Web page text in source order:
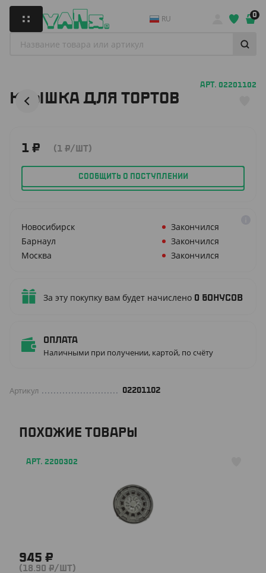
RU 0
КРЫШКА ДЛЯ ТОРТОВ
АРТ. 02201102
1 ₽ (1 ₽/ШТ)
СООБЩИТЬ О ПОСТУПЛЕНИИ
Новосибирск
Закончился
Барнаул
Закончился
Москва
Закончился
За эту покупку вам будет начислено 0 бонусов
Оплата
Наличными при получении, картой, по счёту
Артикул 02201102
ПОХОЖИЕ ТОВАРЫ
АРТ. 2200302
945 ₽
(18.90 ₽/ШТ)